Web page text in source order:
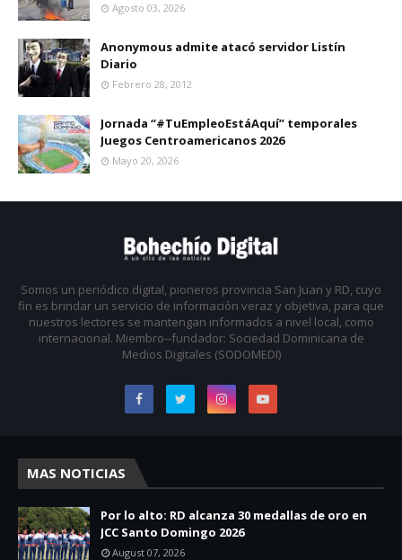
Agosto 03, 2026
Anonymous admite atacó servidor Listín
Diario
Febrero 28, 2012
Jornada “#TuEmpleoEstáAquí” temporales
Juegos Centroamericanos 2026
Mayo 20, 2026
Somos un periódico digital, pioneros provincia San Juan y RD, cuyo
fin es brindar un servicio de información veraz y objetiva, para que
nuestros lectores se mantengan informados a nivel local, como
internacional. Miembro--fundador: Sociedad Dominicana de
Medios Digitales (SODOMEDI)
MAS NOTICIAS
Por lo alto: RD alcanza 30 medallas de oro en
JCC Santo Domingo 2026
August 07, 2026